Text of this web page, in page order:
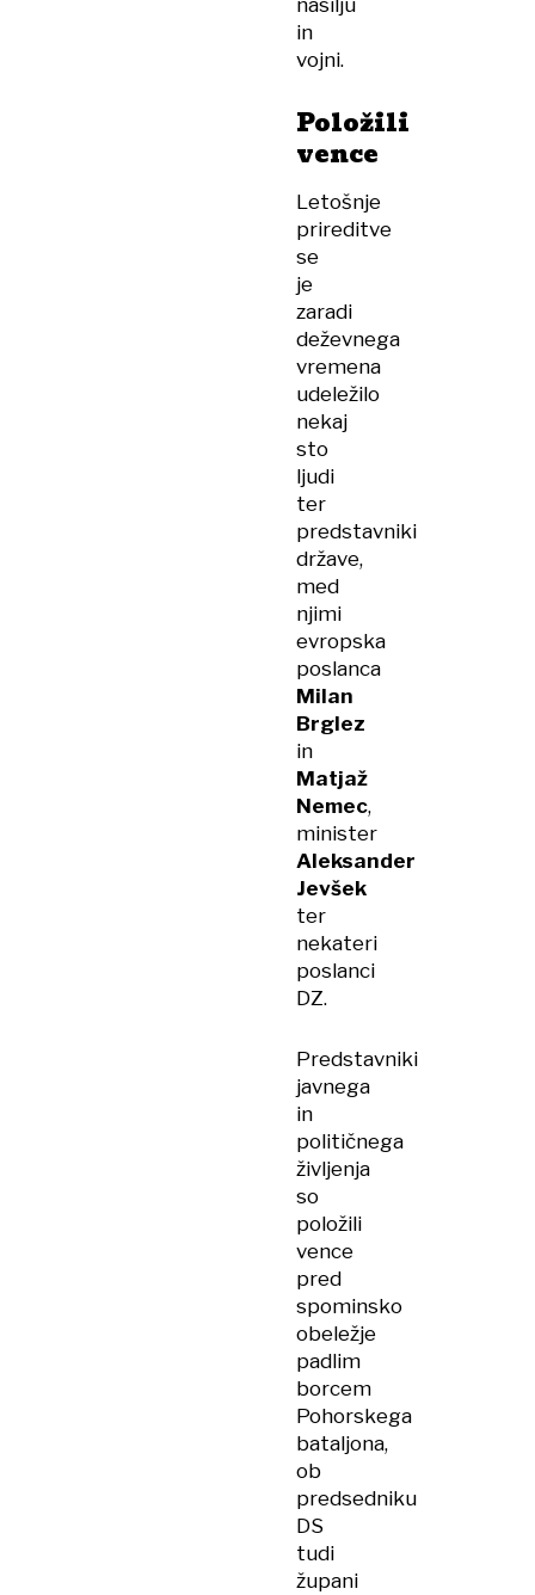
nasilju
in
vojni.
Položili
vence
Letošnje
prireditve
se
je
zaradi
deževnega
vremena
udeležilo
nekaj
sto
ljudi
ter
predstavniki
države,
med
njimi
evropska
poslanca
Milan
Brglez
in
Matjaž
Nemec,
minister
Aleksander
Jevšek
ter
nekateri
poslanci
DZ.
Predstavniki
javnega
in
političnega
življenja
so
položili
vence
pred
spominsko
obeležje
padlim
borcem
Pohorskega
bataljona,
ob
predsedniku
DS
tudi
župani